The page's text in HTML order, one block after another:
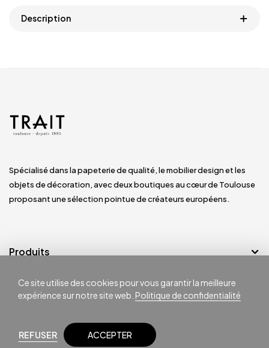
Description
Spécialisé dans la papeterie de qualité, le mobilier design et les
objets de décoration, avec deux boutiques au cœur de Toulouse
proposant une sélection pointue de créateurs européens.
Produits
Notre société
Ce site utilise des cookies pour vous garantir la meilleure
expérience sur notre site web. Politique de confidentialité
REFUSER ACCEPTER